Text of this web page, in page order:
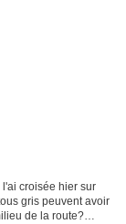
croisée hier sur
gris peuvent avoir
de la route?